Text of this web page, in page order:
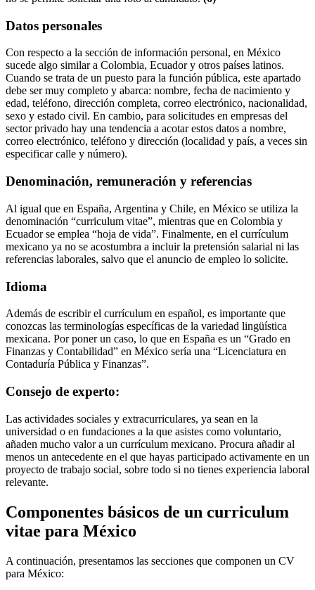
Datos personales
Con respecto a la sección de información personal, en México
sucede algo similar a Colombia, Ecuador y otros países latinos.
Cuando se trata de un puesto para la función pública, este apartado
debe ser muy completo y abarca: nombre, fecha de nacimiento y
edad, teléfono, dirección completa, correo electrónico, nacionalidad,
sexo y estado civil. En cambio, para solicitudes en empresas del
sector privado hay una tendencia a acotar estos datos a nombre,
correo electrónico, teléfono y dirección (localidad y país, a veces sin
especificar calle y número).
Denominación, remuneración y referencias
Al igual que en España, Argentina y Chile, en México se utiliza la
denominación “curriculum vitae”, mientras que en Colombia y
Ecuador se emplea “hoja de vida”. Finalmente, en el currículum
mexicano ya no se acostumbra a incluir la pretensión salarial ni las
referencias laborales, salvo que el anuncio de empleo lo solicite.
Idioma
Además de escribir el currículum en español, es importante que
conozcas las terminologías específicas de la variedad lingüística
mexicana. Por poner un caso, lo que en España es un “Grado en
Finanzas y Contabilidad” en México sería una “Licenciatura en
Contaduría Pública y Finanzas”.
Consejo de experto:
Las actividades sociales y extracurriculares, ya sean en la
universidad o en fundaciones a la que asistes como voluntario,
añaden mucho valor a un currículum mexicano. Procura añadir al
menos un antecedente en el que hayas participado activamente en un
proyecto de trabajo social, sobre todo si no tienes experiencia laboral
relevante.
Componentes básicos de un curriculum
vitae para México
A continuación, presentamos las secciones que componen un CV
para México: